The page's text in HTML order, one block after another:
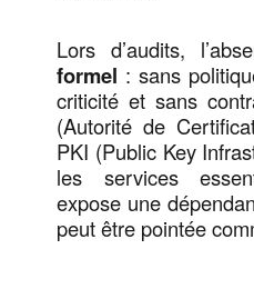
Lors d’audits,
formel : sans
criticité et sans
(Autorité de
PKI (Public Key
les services
expose une
peut être pointée